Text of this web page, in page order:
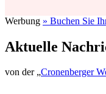
Werbung » Buchen Sie
Aktuelle
von der „Cronenberger